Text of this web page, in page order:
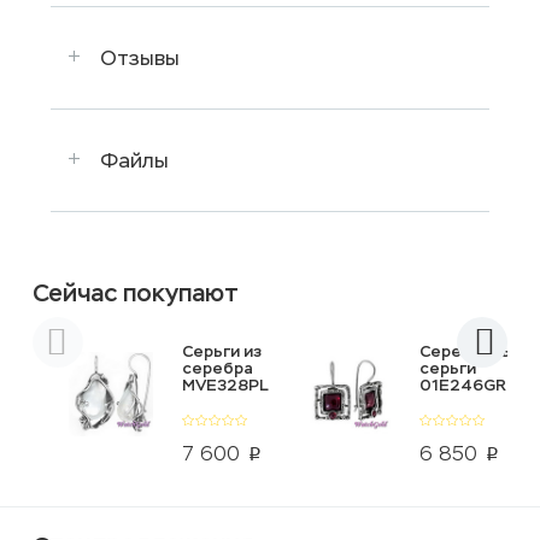
Отзывы
Файлы
Сейчас покупают
7 600 p
Серьги из
серебра
MVE328PL
6 850 p
Серебряные
серьги
01E246GR